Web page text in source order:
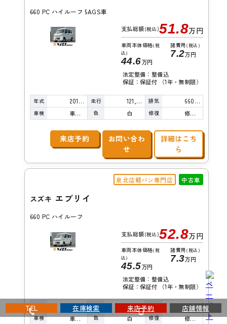
660 PC ハイルーフ 5AGS車
支払総額(税込)51.8万円
車両本体価格(税
込)
44.6万円
諸費用 (税込)
7.2万円
法定整備：整備込
保証：保証付 （1年・無制限）
年式 2018年 走行 121,000km 排気 660cc
車検 車検整備付 色 白 修復 修復歴無し
来店予約
お問い合わ
せ
詳細はこち
ら
泉北店軽バン専門店 中古車
スズキ エブリイ
660 PC ハイルーフ
支払総額(税込)52.8万円
車両本体価格(税
込)
45.5万円
諸費用 (税込)
7.3万円
法定整備：整備込
保証：保証付 （1年・無制限）
年式 2018年 走行 118,000km 排気 660cc
車検 車検整備付 色 白 修復 修復歴無し
TEL 在庫検索 来店予約 店舗情報